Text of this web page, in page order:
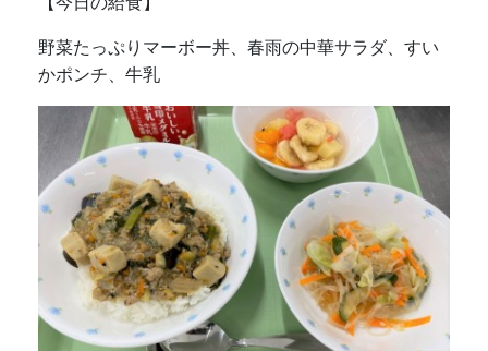
野菜たっぷりマーボー丼、春雨の中華サラダ、すい
かポンチ、牛乳